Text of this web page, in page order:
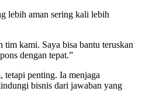
lebih aman sering kali lebih
tim kami. Saya bisa bantu teruskan
dengan tepat.”
tetapi penting. Ia menjaga
bisnis dari jawaban yang